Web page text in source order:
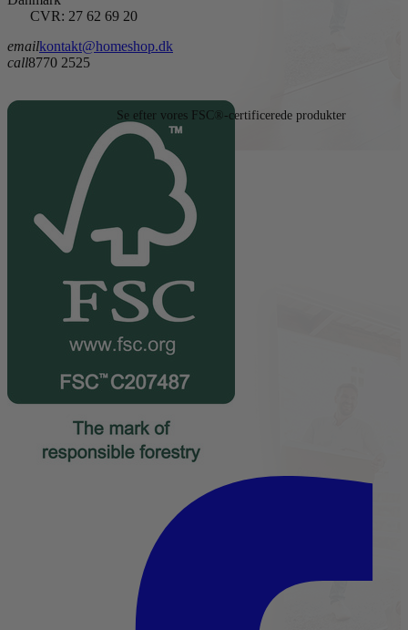
CVR: 27 62 69 20
emailkontakt@homeshop.dk
call8770 2525
Se efter vores FSC®-certificerede produkter